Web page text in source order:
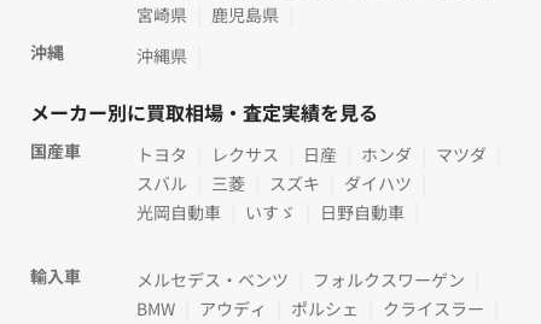
宮崎県
鹿児島県
沖縄
沖縄県
メーカー別に買取相場・査定実績を見る
国産車 トヨタ レクサス 日産 ホンダ
マツダ
スバル
三菱 スズキ
ダイハツ
光岡自動車
いすゞ 日野自動車
輸入車 メルセデス・ベンツ
フォルクスワーゲン
BMW
アウディ ポルシェ
クライスラー